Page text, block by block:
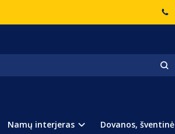
Namų interjeras Dovanos,
Laikrodžiai Baltas žadintuvas
ŽADINTUVAS